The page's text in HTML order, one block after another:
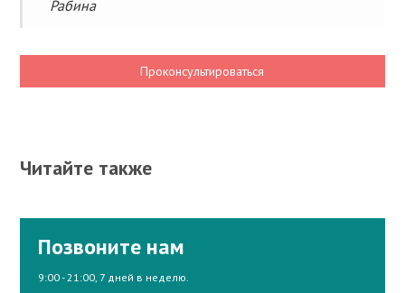
Рабина
Проконсультироваться
Читайте также
Позвоните нам
9:00 - 21:00, 7 дней в неделю.